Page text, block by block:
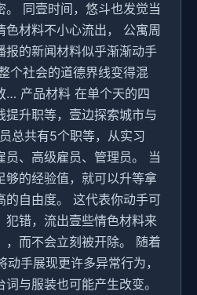
。 同壹时间，悠斗也发觉当
材料不小心流出， 公寓周
报的新闻材料似乎渐渐动手
个社会的道德界线变得混
… 产品材料 在单个天的四
提升职等，壹边探索城市与
总共有5个职等，从实习
员、高级雇员、管理员。 当
够的经验值，就可以升等拿
的自由度。 这代表你动手可
犯错，流出壹些情色材料来
，而不会立刻被开除。 随着
手展现更许多异常行为，
与服装也可能产生改变。